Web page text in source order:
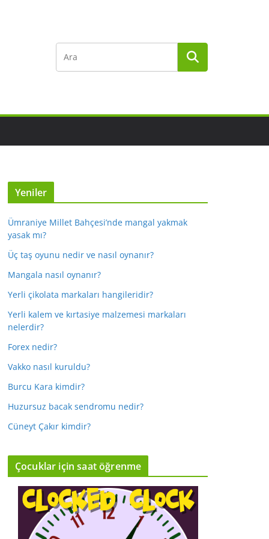
Yeniler
Ümraniye Millet Bahçesi’nde mangal yakmak
yasak mı?
Üç taş oyunu nedir ve nasıl oynanır?
Mangala nasıl oynanır?
Yerli çikolata markaları hangileridir?
Yerli kalem ve kırtasiye malzemesi markaları
nelerdir?
Forex nedir?
Vakko nasıl kuruldu?
Burcu Kara kimdir?
Huzursuz bacak sendromu nedir?
Cüneyt Çakır kimdir?
Çocuklar için saat öğrenme